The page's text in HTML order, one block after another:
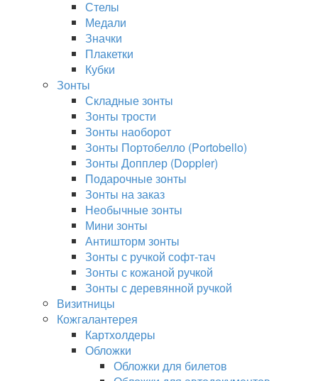
Стелы
Медали
Значки
Плакетки
Кубки
Зонты
Складные зонты
Зонты трости
Зонты наоборот
Зонты Портобелло (Portobello)
Зонты Допплер (Doppler)
Подарочные зонты
Зонты на заказ
Необычные зонты
Мини зонты
Антишторм зонты
Зонты с ручкой софт-тач
Зонты с кожаной ручкой
Зонты с деревянной ручкой
Визитницы
Кожгалантерея
Картхолдеры
Обложки
Обложки для билетов